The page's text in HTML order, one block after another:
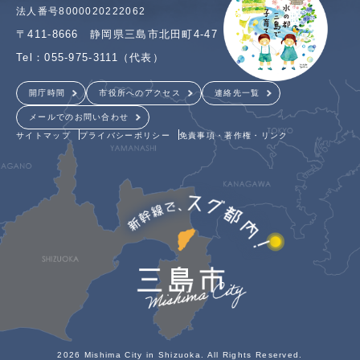
法人番号8000020222062
〒411-8666 静岡県三島市北田町4-47
Tel：055-975-3111（代表）
開庁時間 市役所へのアクセス 連絡先一覧
メールでのお問い合わせ
サイトマップ プライバシーポリシー 免責事項・著作権・リンク
2026 Mishima City in Shizuoka. All Rights Reserved.